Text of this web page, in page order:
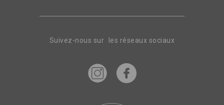
Suivez-nous sur les réseaux sociaux